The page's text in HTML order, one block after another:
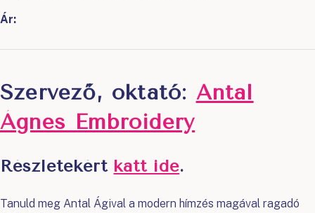
Ár:
Szervező, oktató: Antal
Ágnes Embroidery
Részletekért katt ide.
Tanuld meg Antal Ágival a modern hímzés magával ragadó